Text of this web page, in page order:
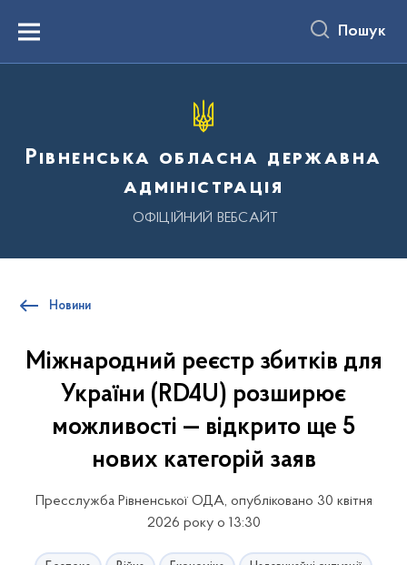
вмістуMenu Пошук
Рівненська обласна державна
адміністрація
ОФІЦІЙНИЙ ВЕБСАЙТ
Новини
Міжнародний реєстр збитків для
України (RD4U) розширює
можливості — відкрито ще 5
нових категорій заяв
Пресслужба Рівненської ОДА, опубліковано 30 квітня
2026 року о 13:30